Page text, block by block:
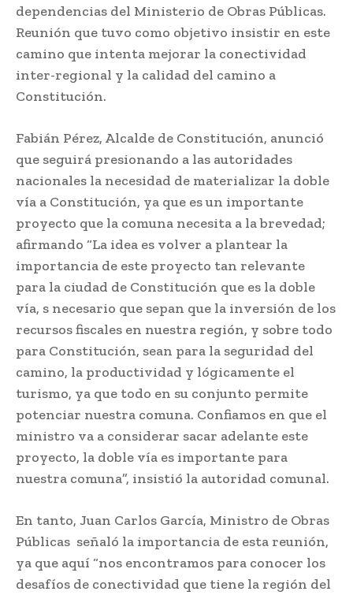
dependencias del Ministerio de Obras Públicas.
Reunión que tuvo como objetivo insistir en este
camino que intenta mejorar la conectividad
inter-regional y la calidad del camino a
Constitución.
Fabián Pérez, Alcalde de Constitución, anunció
que seguirá presionando a las autoridades
nacionales la necesidad de materializar la doble
vía a Constitución, ya que es un importante
proyecto que la comuna necesita a la brevedad;
afirmando “La idea es volver a plantear la
importancia de este proyecto tan relevante
para la ciudad de Constitución que es la doble
vía, s necesario que sepan que la inversión de los
recursos fiscales en nuestra región, y sobre todo
para Constitución, sean para la seguridad del
camino, la productividad y lógicamente el
turismo, ya que todo en su conjunto permite
potenciar nuestra comuna. Confiamos en que el
ministro va a considerar sacar adelante este
proyecto, la doble vía es importante para
nuestra comuna”, insistió la autoridad comunal.
En tanto, Juan Carlos García, Ministro de Obras
Públicas señaló la importancia de esta reunión,
ya que aquí “nos encontramos para conocer los
desafíos de conectividad que tiene la región del